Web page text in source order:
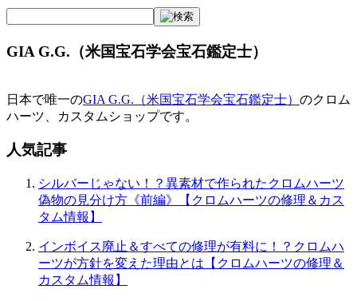
ビ
ー
シ
ョ
ン
GIA G.G.（米国宝石学会宝石鑑定士）
日本で唯一のGIA G.G.（米国宝石学会宝石鑑定士） のクロム
ハーツ、カスタムショップです。
人気記事
シルバーじゃない！？異素材で作られたクロムハーツ
偽物の見分け方《前編》【クロムハーツの修理＆カス
タム情報】
インボイス廃止＆すべての修理が有料に！？クロムハ
ーツが方針を変えた理由とは【クロムハーツの修理＆
カスタム情報】